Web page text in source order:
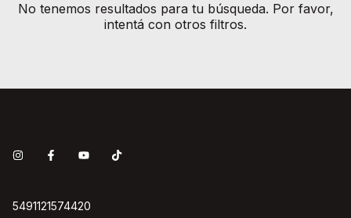
No tenemos resultados para tu búsqueda. Por favor,
intentá con otros filtros.
5491121574420